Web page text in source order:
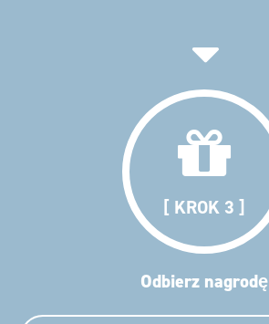
[ KROK 3 ]
Odbierz nagrodę